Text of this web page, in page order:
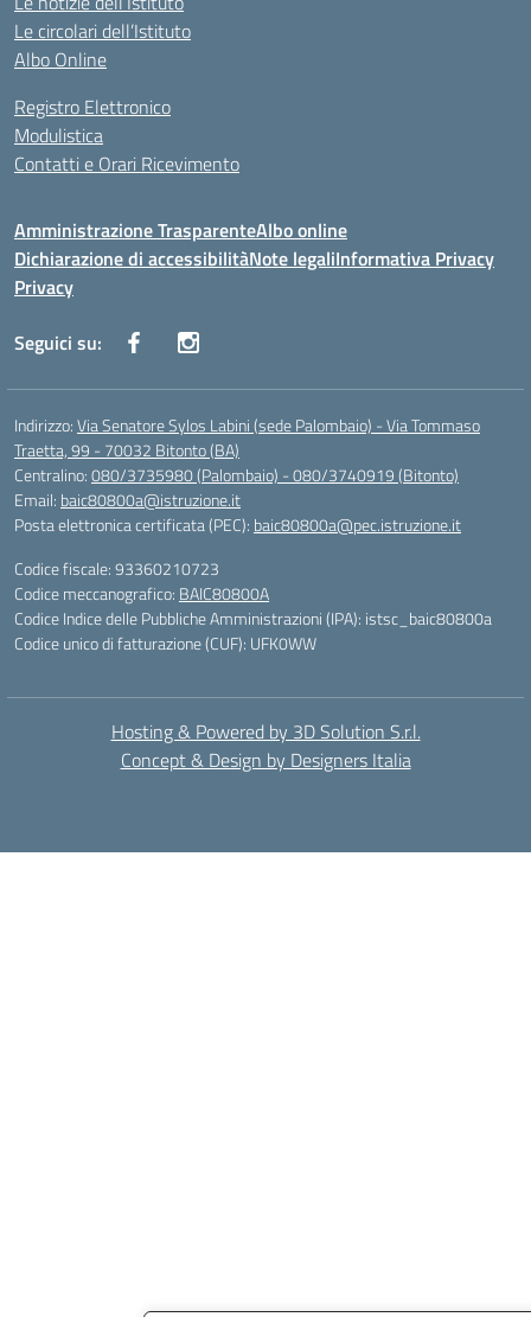
Le circolari dell’Istituto
Albo Online
Registro Elettronico
Modulistica
Contatti e Orari Ricevimento
Amministrazione TrasparenteAlbo online
Dichiarazione di accessibilitàNote legaliInformativa Privacy
Privacy
Seguici su:
Indirizzo:Via Senatore Sylos Labini (sede Palombaio) - Via Tommaso
Traetta, 99 - 70032 Bitonto (BA)
Centralino:080/3735980 (Palombaio) - 080/3740919 (Bitonto)
Email: baic80800a@istruzione.it
Posta elettronica certificata (PEC): baic80800a@pec.istruzione.it
Codice fiscale: 93360210723
Codice meccanografico: BAIC80800A
Codice Indice delle Pubbliche Amministrazioni (IPA): istsc_baic80800a
Codice unico di fatturazione (CUF): UFK0WW
Hosting & Powered by 3D Solution S.r.l.
Concept & Design by Designers Italia